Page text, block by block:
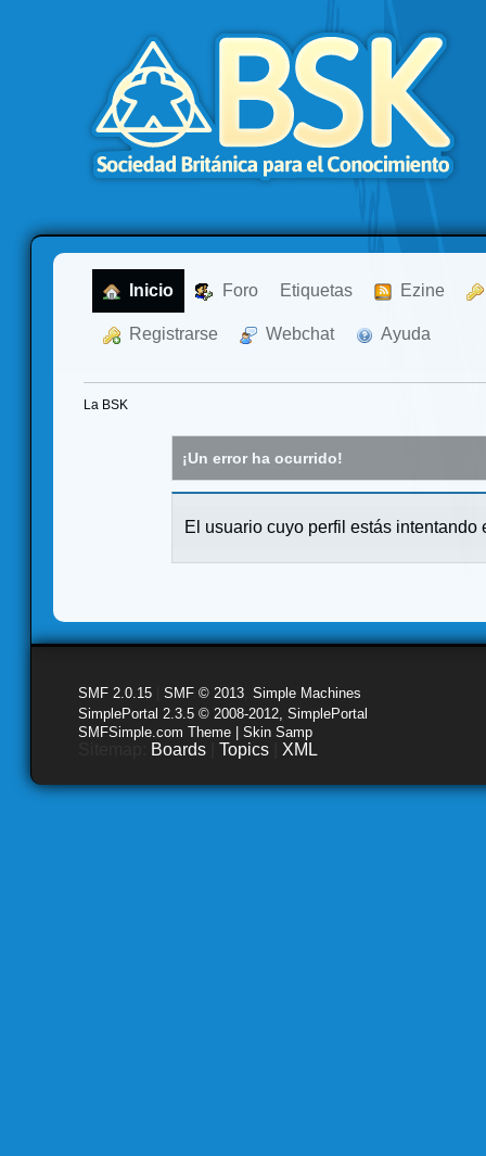
Inicio Foro Etiquetas Ezine
Registrarse Webchat Ayuda
La BSK
¡Un error ha ocurrido!
El usuario cuyo perfil estás intentando
SMF 2.0.15 SMF © 2013 Simple Machines
SimplePortal 2.3.5 © 2008-2012, SimplePortal
SMFSimple.com Theme | Skin Samp
Boards Topics XML